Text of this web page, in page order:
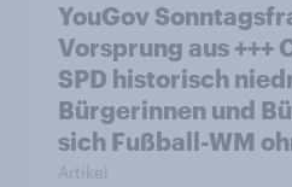
YouGov
Vorsprung aus +++ CDU/CSU und
SPD historisch
Bürgerinnen und
sich Fußball-WM
Artikel